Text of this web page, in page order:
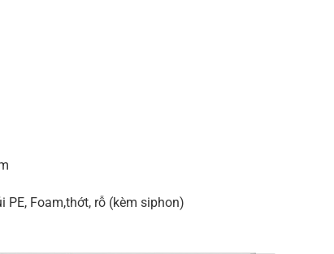
Foam,thớt, rỗ (kèm siphon)